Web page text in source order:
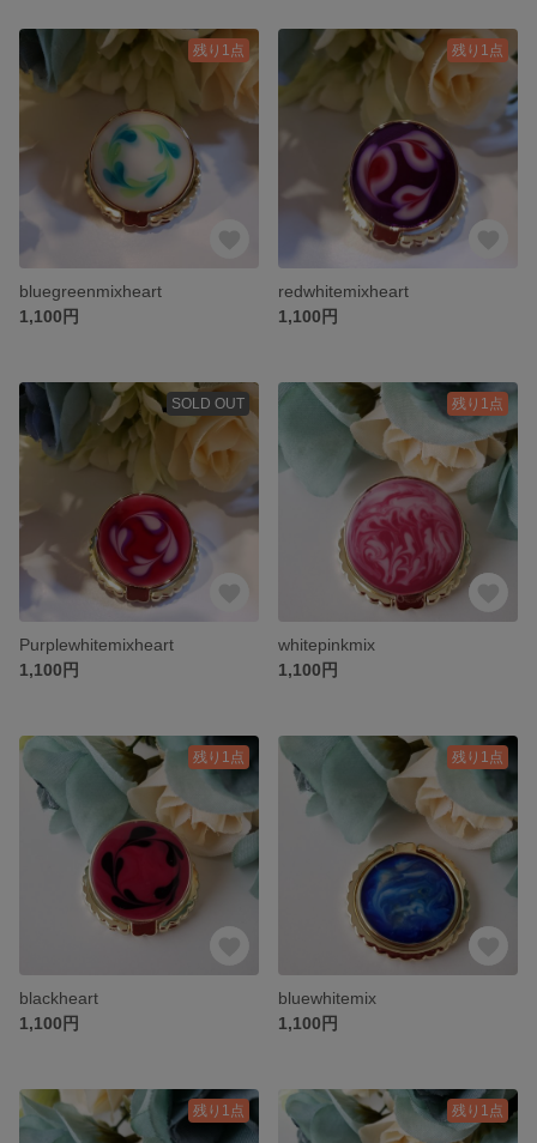
残り1点
bluegreenmixheart
1,100円
残り1点
redwhitemixheart
1,100円
SOLD OUT
Purplewhitemixheart
1,100円
残り1点
whitepinkmix
1,100円
残り1点
blackheart
1,100円
残り1点
bluewhitemix
1,100円
残り1点 残り1点